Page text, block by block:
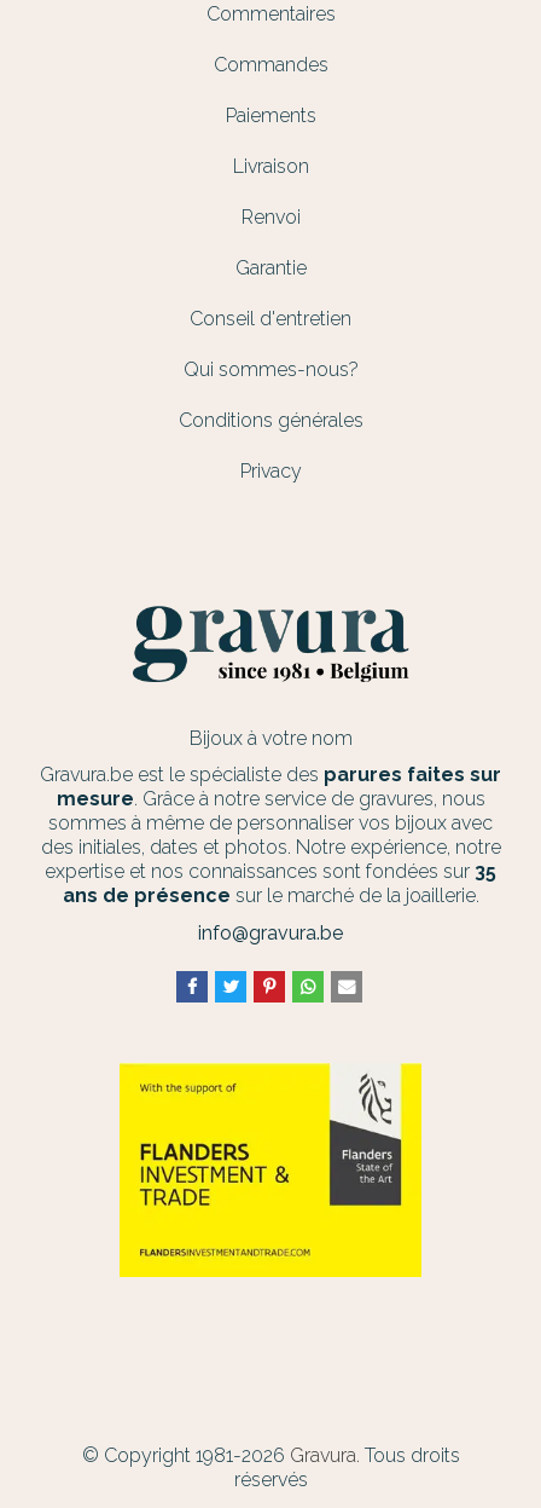
Commentaires
Commandes
Paiements
Livraison
Renvoi
Garantie
Conseil d'entretien
Qui sommes-nous?
Conditions générales
Privacy
Bijoux à votre nom
Gravura.be est le spécialiste des parures faites sur
mesure. Grâce à notre service de gravures, nous
sommes à même de personnaliser vos bijoux avec
des initiales, dates et photos. Notre expérience, notre
expertise et nos connaissances sont fondées sur 35
ans de présence sur le marché de la joaillerie.
info@gravura.be
© Copyright 1981-2026 Gravura. Tous droits
réservés